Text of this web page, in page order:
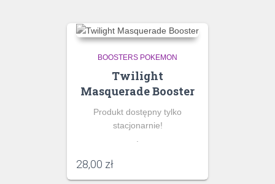
BOOSTERS POKEMON
Twilight
Masquerade Booster
Produkt dostępny tylko
stacjonarnie!
28,00 zł